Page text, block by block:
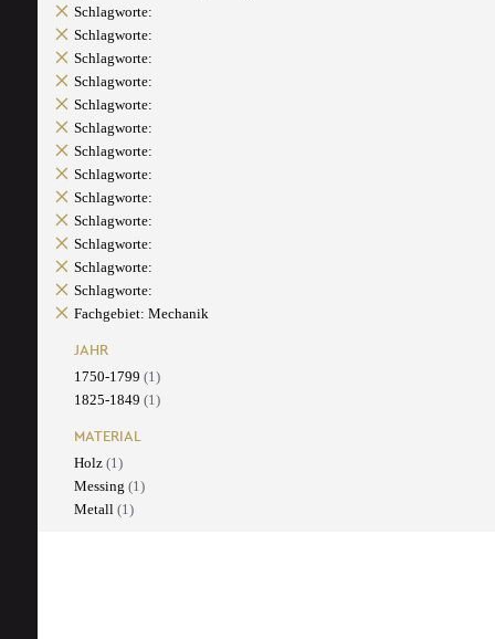
Schlagworte:
Schlagworte:
Schlagworte:
Schlagworte:
Schlagworte:
Schlagworte:
Schlagworte:
Schlagworte:
Schlagworte:
Schlagworte:
Schlagworte:
Schlagworte:
Schlagworte:
Fachgebiet: Mechanik
JAHR
1750-1799 (1)
1825-1849 (1)
MATERIAL
Holz (1)
Messing (1)
Metall (1)